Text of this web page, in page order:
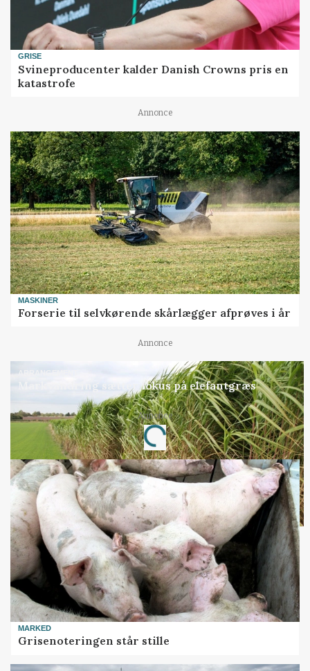
GRISE
Svineproducenter kalder Danish Crowns pris en
katastrofe
Annonce
MASKINER
Forserie til selvkørende skårlægger afprøves i år
Annonce
ARRANGEMENT
Markvandring sætter fokus på elefantgræs
Annonce
Loading...
MARKED
Grisenoteringen står stille